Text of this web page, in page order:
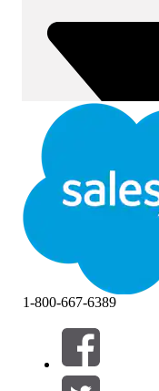
Filtrera efter (0)
VÄLJ FILTER
1-800-667-6389